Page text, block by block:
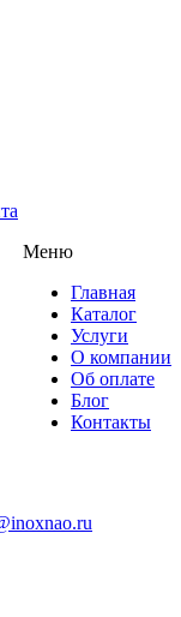
Меню
Главная
Каталог
Услуги
О компании
Об оплате
Блог
Контакты